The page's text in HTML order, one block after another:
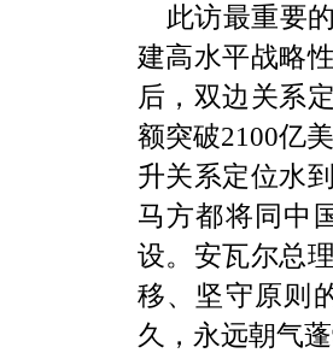
此访最重要
建高水平战略
后，双边关系
额突破2100亿
升关系定位水
马方都将同中
设。安瓦尔总
移、坚守原则
久，永远朝气